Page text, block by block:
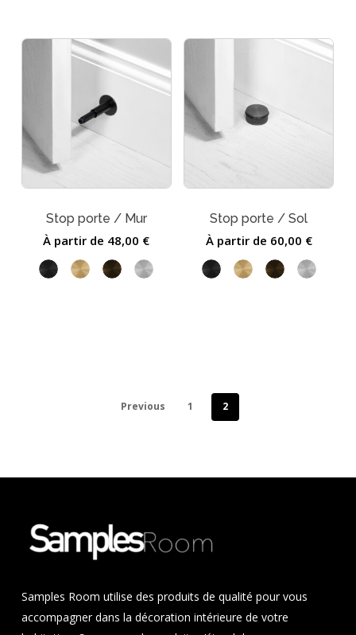
Stop porte / Mur
À partir de 48,00 €
Stop porte / Sol
À partir de 60,00 €
Previous 1 2
Samples Room utilise des produits de qualité pour vous
accompagner dans la décoration intérieure de votre